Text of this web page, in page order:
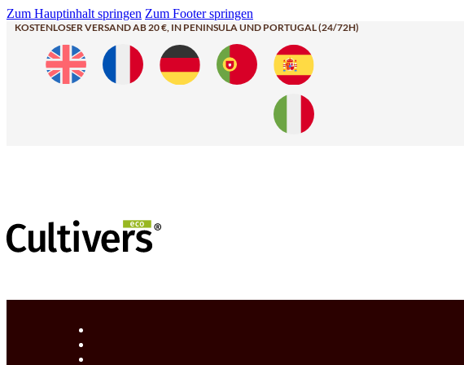
Zum Hauptinhalt springen Zum Footer springen
KOSTENLOSER VERSAND AB 20 €, IN PENINSULA UND PORTUGAL (24/72H)